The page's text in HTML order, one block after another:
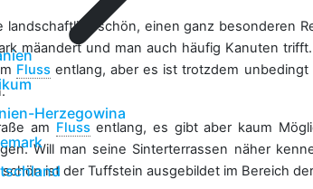
Herzegowina
landschaftlich schön, einen ganz besonderen
mäandert und man auch häufig Kanuten
Flussentlang, aber es ist trotzdem
am Flussentlang, es gibt aber kaum
Will man seine Sinterterrassen näher
ist der Tuffstein ausgebildet im Bereich